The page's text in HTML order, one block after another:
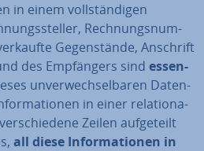
in einem voll­stän­di­gen
Rech­nungs­num­
Ge­gen­stän­de, Anschrift
des Emp­fän­gers sind es­sen­
un­ver­wech­sel­ba­ren Da­ten­
in einer re­la­tio­na­
Zeilen auf­ge­teilt
all diese In­for­ma­tio­nen in